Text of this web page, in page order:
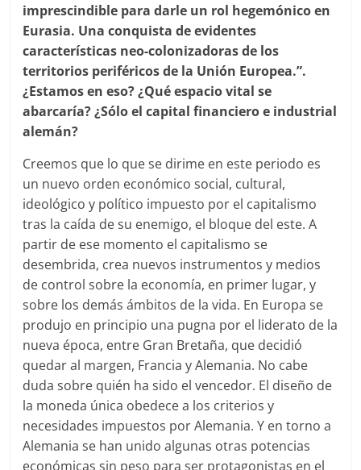
imprescindible para darle un rol hegemónico en
Eurasia. Una conquista de evidentes
características neo-colonizadoras de los
territorios periféricos de la Unión Europea.”.
¿Estamos en eso? ¿Qué espacio vital se
abarcaría? ¿Sólo el capital financiero e industrial
alemán?
Creemos que lo que se dirime en este periodo es
un nuevo orden económico social, cultural,
ideológico y político impuesto por el capitalismo
tras la caída de su enemigo, el bloque del este. A
partir de ese momento el capitalismo se
desembrida, crea nuevos instrumentos y medios
de control sobre la economía, en primer lugar, y
sobre los demás ámbitos de la vida. En Europa se
produjo en principio una pugna por el liderato de la
nueva época, entre Gran Bretaña, que decidió
quedar al margen, Francia y Alemania. No cabe
duda sobre quién ha sido el vencedor. El diseño de
la moneda única obedece a los criterios y
necesidades impuestos por Alemania. Y en torno a
Alemania se han unido algunas otras potencias
económicas sin peso para ser protagonistas en el